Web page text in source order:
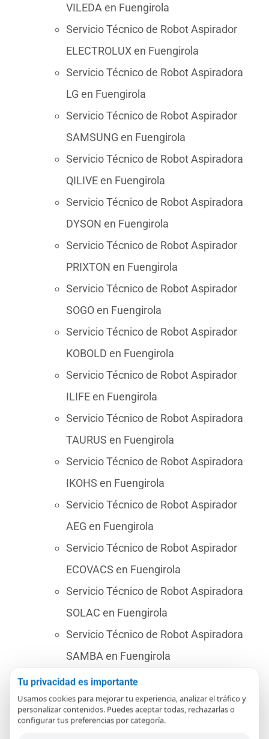
VILEDA en Fuengirola
Servicio Técnico de Robot Aspirador
ELECTROLUX en Fuengirola
Servicio Técnico de Robot Aspiradora
LG en Fuengirola
Servicio Técnico de Robot Aspirador
SAMSUNG en Fuengirola
Servicio Técnico de Robot Aspiradora
QILIVE en Fuengirola
Servicio Técnico de Robot Aspiradora
DYSON en Fuengirola
Servicio Técnico de Robot Aspirador
PRIXTON en Fuengirola
Servicio Técnico de Robot Aspirador
SOGO en Fuengirola
Servicio Técnico de Robot Aspirador
KOBOLD en Fuengirola
Servicio Técnico de Robot Aspirador
ILIFE en Fuengirola
Servicio Técnico de Robot Aspiradora
TAURUS en Fuengirola
Servicio Técnico de Robot Aspiradora
IKOHS en Fuengirola
Servicio Técnico de Robot Aspirador
AEG en Fuengirola
Servicio Técnico de Robot Aspirador
ECOVACS en Fuengirola
Servicio Técnico de Robot Aspiradora
SOLAC en Fuengirola
Servicio Técnico de Robot Aspiradora
SAMBA en Fuengirola
Servicio Técnico de Robot Aspirador
NEATO en Fuengirola
Servicio Técnico de Robot Aspiradora
Tu privacidad es importante
Usamos cookies para mejorar tu experiencia, analizar el tráfico y
personalizar contenidos. Puedes aceptar todas, rechazarlas o
configurar tus preferencias por categoría.